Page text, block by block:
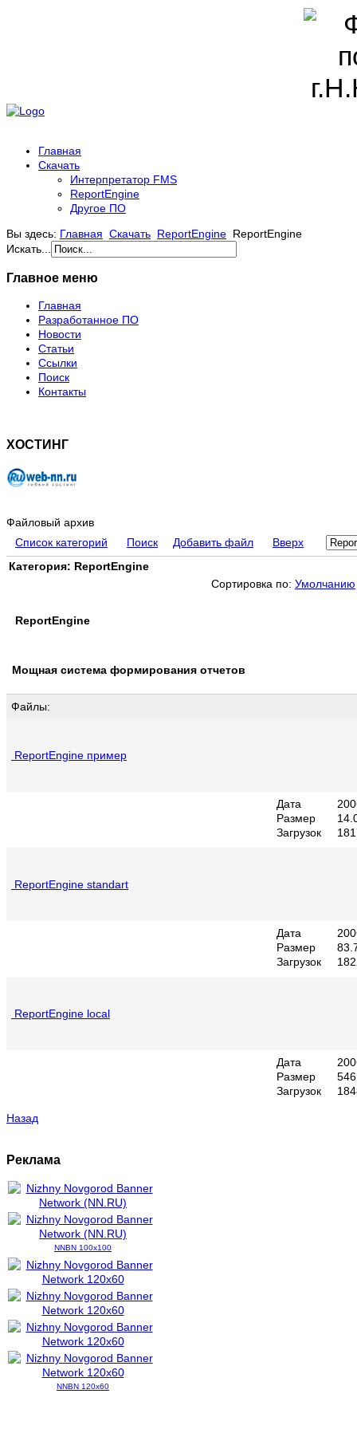
Главная
Скачать
Интерпретатор FMS
ReportEngine
Другое ПО
Вы здесь: Главная Скачать ReportEngine ReportEngine
Искать...
Главное меню
Главная
Разработанное ПО
Новости
Статьи
Ссылки
Поиск
Контакты
ХОСТИНГ
Файловый архив
Список категорий
Поиск Добавить файл
Вверх
Категория: ReportEngine
Сортировка по: Умолчанию
ReportEngine
Мощная система формирования отчетов
Файлы:
ReportEngine пример
Дата
Размер
Загрузок
ReportEngine standart
Дата
Размер
Загрузок
ReportEngine local
Дата
Размер
Загрузок
Назад
Реклама
NNBN 100x100
NNBN 120x60